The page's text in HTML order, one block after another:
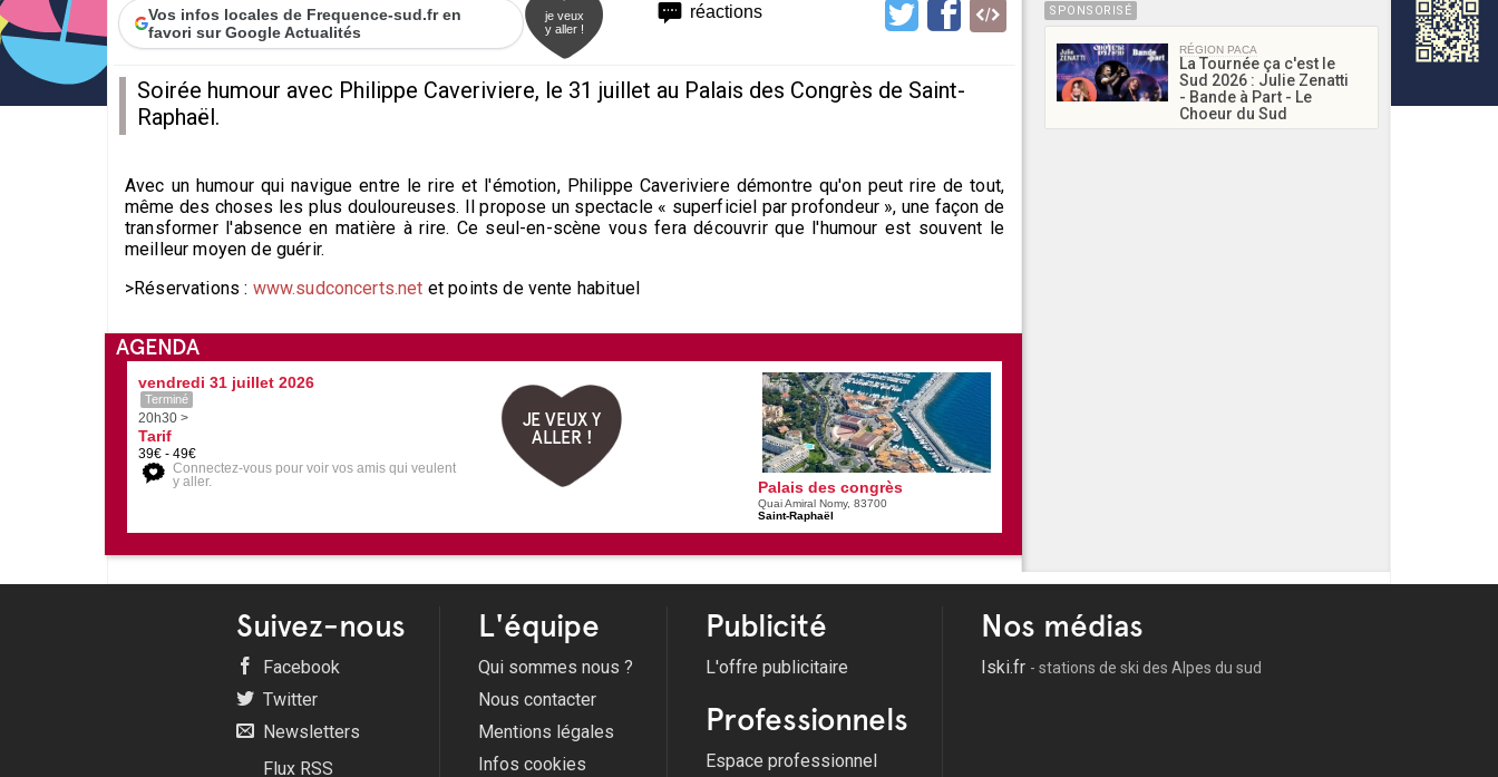
réactions
Vos infos locales de Frequence-sud.fr en
favori sur Google Actualités
je veux
y aller !
Soirée humour avec Philippe Caveriviere, le 31 juillet au Palais des Congrès de Saint-
Raphaël.
Avec un humour qui navigue entre le rire et l'émotion, Philippe Caveriviere démontre qu'on peut rire de tout,
même des choses les plus douloureuses. Il propose un spectacle « superficiel par profondeur », une façon de
transformer l'absence en matière à rire. Ce seul-en-scène vous fera découvrir que l'humour est souvent le
meilleur moyen de guérir.
>Réservations : www.sudconcerts.net et points de vente habituel
AGENDA
vendredi 31 juillet 2026
Terminé
20h30 >
Tarif
39€ - 49€
Connectez-vous pour voir vos amis qui veulent
y aller.
JE VEUX Y
ALLER !
Palais des congrès
Quai Amiral Nomy, 83700
Saint-Raphaël
SPONSORISÉ
RÉGION PACA
La Tournée ça c'est le
Sud 2026 : Julie Zenatti
- Bande à Part - Le
Choeur du Sud
Suivez-nous
Facebook
Twitter
Newsletters
Flux RSS
L'équipe
Qui sommes nous ?
Nous contacter
Mentions légales
Infos cookies
Publicité
L'offre publicitaire
Professionnels
Espace professionnel
Nos médias
Iski.fr - stations de ski des Alpes du sud